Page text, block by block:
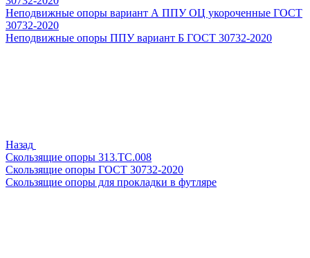
Неподвижные опоры вариант А ППУ ОЦ укороченные ГОСТ
30732-2020
Неподвижные опоры ППУ вариант Б ГОСТ 30732-2020
Назад
Скользящие опоры 313.ТС.008
Скользящие опоры ГОСТ 30732-2020
Скользящие опоры для прокладки в футляре